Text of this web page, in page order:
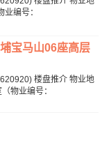
编号：
宝马山06座高层
楼盘推介 物业地
物业编号：